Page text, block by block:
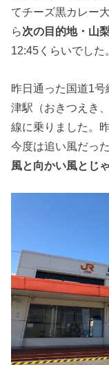
てチーズ黒カレー
ら次の目的地・山
12:45くらいでした
昨日通った国道1
津駅（おきつえき
線に乗りました。
今度は追い風だっ
風と向かい風とじ